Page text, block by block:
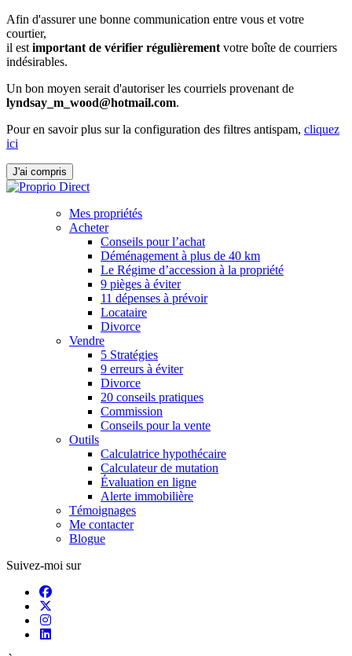
Afin d'assurer une bonne communication entre vous et votre
courtier,
il est important de vérifier régulièrement votre boîte de courriers
indésirables.
Un bon moyen serait d'autoriser les courriels provenant de
lyndsay_m_wood@hotmail.com.
Pour en savoir plus sur la configuration des filtres antispam, cliquez
ici
J'ai compris
Mes propriétés
Acheter
Conseils pour l’achat
Déménagement à plus de 40 km
Le Régime d’accession à la propriété
9 pièges à éviter
11 dépenses à prévoir
Locataire
Divorce
Vendre
5 Stratégies
9 erreurs à éviter
Divorce
20 conseils pratiques
Commission
Conseils pour la vente
Outils
Calculatrice hypothécaire
Calculateur de mutation
Évaluation en ligne
Alerte immobilière
Témoignages
Me contacter
Blogue
Suivez-moi sur